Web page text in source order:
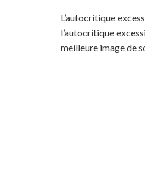
L’autocritique
l’autocritique
meilleure image de